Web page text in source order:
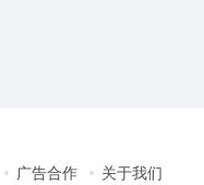
广告合作 关于我们